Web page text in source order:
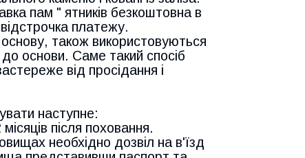
пам " ятників безкоштовна в
платежу.
також використовуються
основи. Саме такий спосіб
від просідання і
наступне:
після поховання.
необхідно дозвіл на в'їзд